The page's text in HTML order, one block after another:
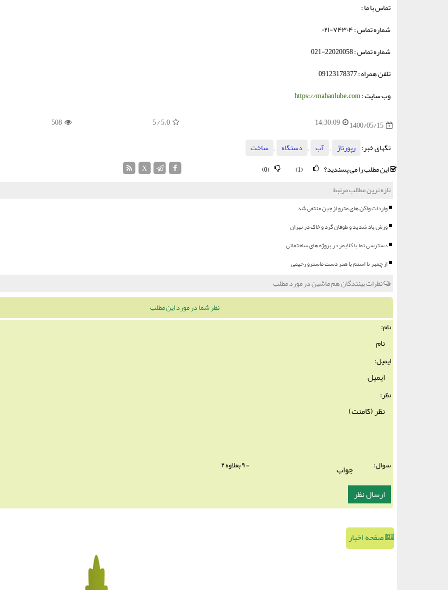
تماس با ما :
شماره تماس : ۷۴۳۰۴-۰۲۱
شماره تماس : 22020058-021
تلفن همراه : 09123178377
وب سایت :https://mahanlube.com
1400/05/15
14:30:09
5.0
/ 5
508
تگهای خبر: رپورتاژ , آب , دستگاه , ساخت
این مطلب را می پسندید؟
(1)
(0)
X
تازه ترین مطالب مرتبط
واردات واگن های مترو از چین منتفی شد
وزش باد شدید و طوفان گرد و خاک در تهران
دسترسی نما با کلایمر در پروژه های ساختمانی
از چمبر تا استم با هنر دست ماسترو رحیمی
نظرات بینندگان هم ماشین در مورد مطلب
نظر شما در مورد این مطلب
نام:
ایمیل:
نظر:
سوال: = ۹ بعلاوه ۲
صفحه اخبار